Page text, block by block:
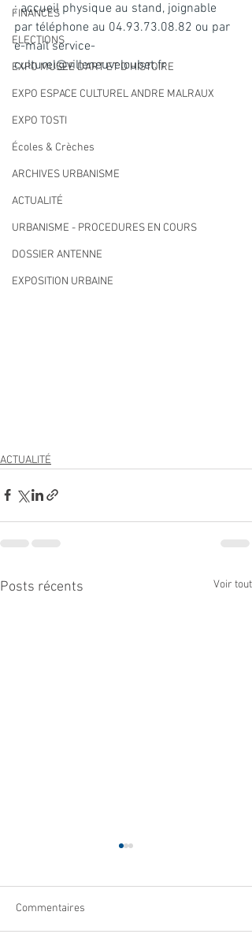
FINANCES
ELECTIONS
EXPO MUSEE D'ART ET D'HISTOIRE
EXPO ESPACE CULTUREL ANDRE MALRAUX
EXPO TOSTI
Écoles & Crèches
ARCHIVES URBANISME
ACTUALITÉ
URBANISME - PROCEDURES EN COURS
DOSSIER ANTENNE
EXPOSITION URBAINE
: accueil physique au stand, joignable
par téléphone au 04.93.73.08.82 ou par
e-mail service-
culturel@villeneuveloubet.fr
ACTUALITÉ
Posts récents Voir tout
Commentaires